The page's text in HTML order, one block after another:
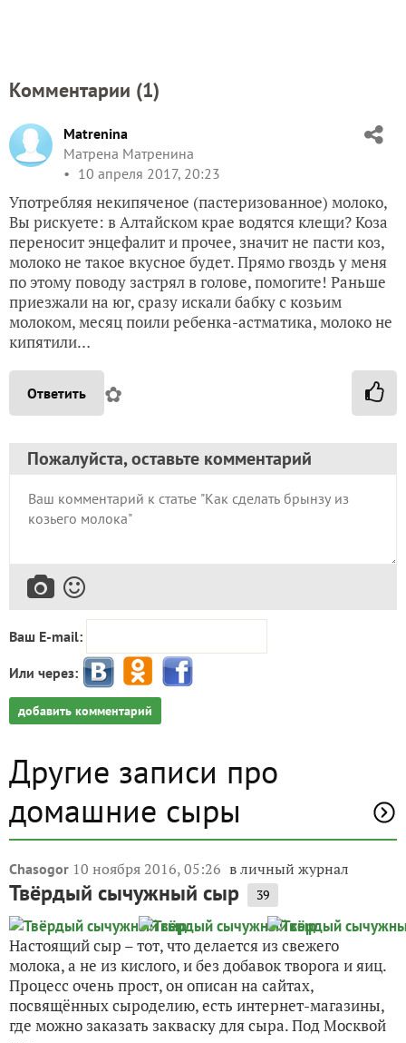
Комментарии (1)
Matrenina
Матрена Матренина
10 апреля 2017, 20:23
Употребляя некипяченое (пастеризованное) молоко,
Вы рискуете: в Алтайском крае водятся клещи? Коза
переносит энцефалит и прочее, значит не пасти коз,
молоко не такое вкусное будет. Прямо гвоздь у меня
по этому поводу застрял в голове, помогите! Раньше
приезжали на юг, сразу искали бабку с козьим
молоком, месяц поили ребенка-астматика, молоко не
кипятили…
Ответить ✿
Пожалуйста, оставьте комментарий
Ваш E-mail:
Или через:
добавить комментарий
Другие записи про
домашние сыры
Chasogor 10 ноября 2016, 05:26 в личный журнал
Твёрдый сычужный сыр 39
Настоящий сыр – тот, что делается из свежего
молока, а не из кислого, и без добавок творога и яиц.
Процесс очень прост, он описан на сайтах,
посвящённых сыроделию, есть интернет-магазины,
где можно заказать закваску для сыра. Под Москвой